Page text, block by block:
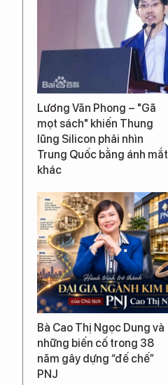
Lương Văn Phong – "Gã
mọt sách" khiến Thung
lũng Silicon phải nhìn
Trung Quốc bằng ánh mắt
khác
Bà Cao Thị Ngọc Dung và
những biến cố trong 38
năm gây dựng “đế chế”
PNJ